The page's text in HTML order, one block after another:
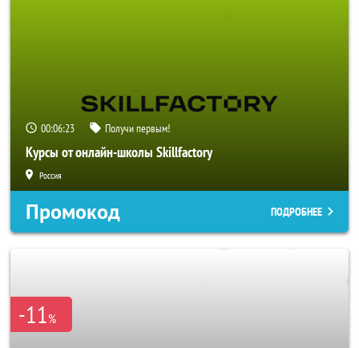
00:06:22 Получи первым!
Курсы от онлайн-школы Skillfactory
Россия
Промокод ПОДРОБНЕЕ
-11%